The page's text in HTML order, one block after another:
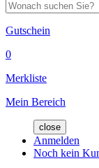
Gutschein
0
Merkliste
Mein Bereich
close
Anmelden
Noch kein